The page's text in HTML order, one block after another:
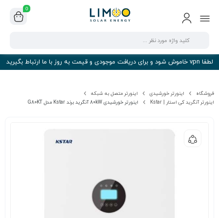
0
لطفا vpn خاموش شود و برای دریافت موجودی و قیمت به روز با ما ارتباط بگیرید
فروشگاه اینورتر خورشیدی
اینورتر متصل به شبکه
اینورتر آنگرید کی استار | Kstar
اینورتر خورشیدی 80kW آنگرید برند Kstar مدل G80KT